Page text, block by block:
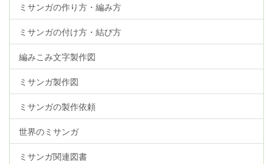
ミサンガの作り方・編み方
ミサンガの付け方・結び方
編みこみ文字製作図
ミサンガ製作図
ミサンガの製作依頼
世界のミサンガ
ミサンガ関連図書